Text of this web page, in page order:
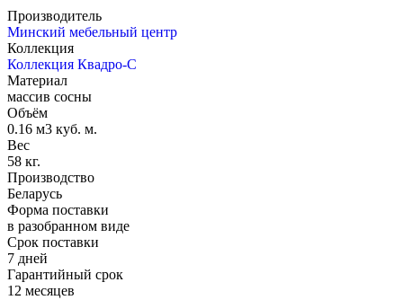
Производитель
Минский мебельный центр
Коллекция
Коллекция Квадро-С
Материал
массив сосны
Объём
0.16 м3 куб. м.
Вес
58 кг.
Производство
Беларусь
Форма поставки
в разобранном виде
Срок поставки
7 дней
Гарантийный срок
12 месяцев